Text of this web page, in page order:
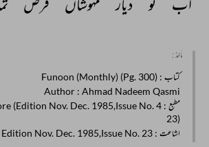
مأخذ :
کتاب : Funoon (Monthly) (Pg. 300)
Author : Ahmad Nadeem Qasmi
مطبع
(Edition Nov. Dec. 1985,Issue No.
23)
اشاعت : Edition Nov. Dec. 1985,Issue No. 23